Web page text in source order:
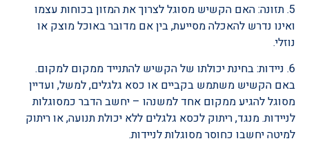
5. תזונה: האם הקשיש מסוגל לצרוך את המזון בכוחות עצמו
ואינו נדרש להאכלה מסייעת, בין אם מדובר באוכל מוצק או
נוזלי.
6. ניידות: בחינת יכולתו של הקשיש להתנייד ממקום למקום.
באם הקשיש משתמש בקביים או כסא גלגלים, למשל, ועדיין
מסוגל להגיע ממקום אחד למשנהו – יחשב הדבר כמסוגלות
לניידות. מנגד, ריתוק לכסא גלגלים ללא יכולת תנועה, או ריתוק
למיטה יחשבו כחוסר מסוגלות לניידות.